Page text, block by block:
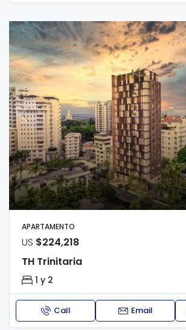
APARTAMENTO
US $224,218
TH Trinitaria
1 y 2
Call Email